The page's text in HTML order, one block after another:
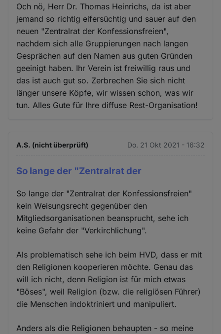
Och nö, Herr Dr. Thomas Heinrichs, da ist aber
jemand so richtig eifersüchtig und sauer auf den
neuen "Zentralrat der Konfessionsfreien",
nachdem sich alle Gruppierungen nach langen
Gesprächen auf den Namen aus guten Gründen
geeinigt haben. Ihr Verein ist freiwillig raus und
das ist auch gut so. Zerbrechen Sie sich nicht
länger unsere Köpfe, wir wissen schon, was wir
tun. Alles Gute für Ihre diffuse Rest-Organisation!
A.S. (nicht überprüft) Do. 21 Okt 2021 - 16:32
So lange der "Zentralrat der
So lange der "Zentralrat der Konfessionsfreien"
kein Weisungsrecht gegenüber den
Mitgliedsorganisationen beansprucht, sehe ich
keine Gefahr der "Verkirchlichung".
Als problematisch sehe ich beim HVD, dass er mit
den Religionen kooperieren möchte. Genau das
will ich nicht, denn Religion ist für mich etwas
"Böses", weil Religion (bzw. die religiösen Führer)
die Menschen indoktriniert und manipuliert.
Anders als die Religionen behaupten - so meine